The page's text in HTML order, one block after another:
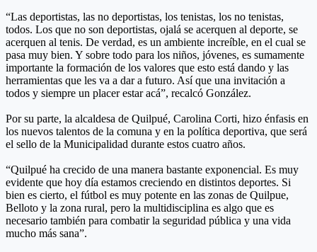
“Las deportistas, las no deportistas, los tenistas, los no tenistas,
todos. Los que no son deportistas, ojalá se acerquen al deporte, se
acerquen al tenis. De verdad, es un ambiente increíble, en el cual se
pasa muy bien. Y sobre todo para los niños, jóvenes, es sumamente
importante la formación de los valores que esto está dando y las
herramientas que les va a dar a futuro. Así que una invitación a
todos y siempre un placer estar acá”, recalcó González.
Por su parte, la alcaldesa de Quilpué, Carolina Corti, hizo énfasis en
los nuevos talentos de la comuna y en la política deportiva, que será
el sello de la Municipalidad durante estos cuatro años.
“Quilpué ha crecido de una manera bastante exponencial. Es muy
evidente que hoy día estamos creciendo en distintos deportes. Si
bien es cierto, el fútbol es muy potente en las zonas de Quilpue,
Belloto y la zona rural, pero la multidisciplina es algo que es
necesario también para combatir la seguridad pública y una vida
mucho más sana”.